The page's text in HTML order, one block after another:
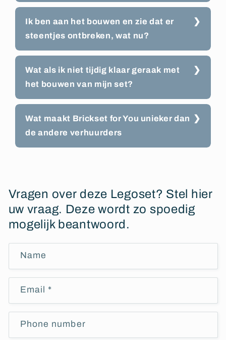
Ik ben aan het bouwen en zie dat er
steentjes ontbreken, wat nu?
Wat als ik niet tijdig klaar geraak met
het bouwen van mijn set?
Wat maakt Brickset for You unieker dan
de andere verhuurders
Vragen over deze Legoset? Stel hier
uw vraag. Deze wordt zo spoedig
mogelijk beantwoord.
Name
Email *
Phone number